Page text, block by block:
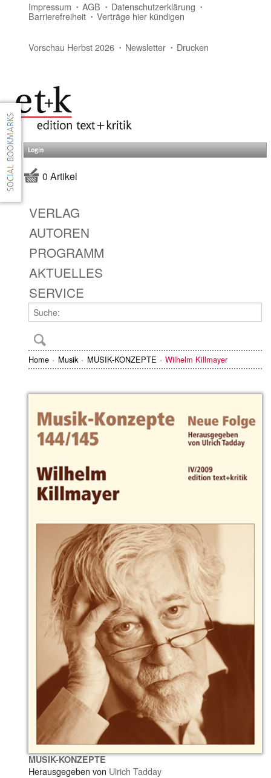
Impressum AGB Datenschutzerklärung
Barrierefreiheit Verträge hier kündigen
Vorschau Herbst 2026 Newsletter Drucken
Login
0 Artikel
VERLAG
AUTOREN
PROGRAMM
AKTUELLES
SERVICE
Home Musik MUSIK-KONZEPTE Wilhelm Killmayer
MUSIK-KONZEPTE
Herausgegeben von Ulrich Tadday